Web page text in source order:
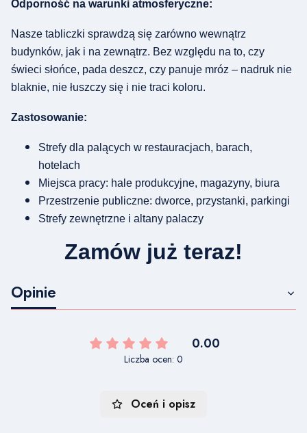
Odporność na warunki atmosferyczne:
Nasze tabliczki sprawdzą się zarówno wewnątrz
budynków, jak i na zewnątrz. Bez względu na to, czy
świeci słońce, pada deszcz, czy panuje mróz – nadruk nie
blaknie, nie łuszczy się i nie traci koloru.
Zastosowanie:
Strefy dla palących w restauracjach, barach,
hotelach
Miejsca pracy: hale produkcyjne, magazyny, biura
Przestrzenie publiczne: dworce, przystanki, parkingi
Strefy zewnętrzne i altany palaczy
Zamów już teraz!
Opinie
0.00
Liczba ocen: 0
Oceń i opisz